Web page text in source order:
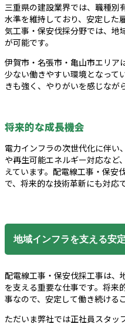
三重県の建設業界では、職種別
水準を維持しており、安定した
気工事・保安伐採分野では、地
が可能です。
伊賀市・名張市・亀山市エリア
少ない働きやすい環境となって
きも強く、やりがいを感じなが
将来的な成長機会
電力インフラの次世代化に伴い
や再生可能エネルギー対応など
えています。配電線工事・保安
で、将来的な技術革新にも対応
地域インフラを支える安
配電線工事・保安伐採工事は、
を支える重要な仕事です。将来
事なので、安定して働き続ける
ただいま弊社では正社員スタッ